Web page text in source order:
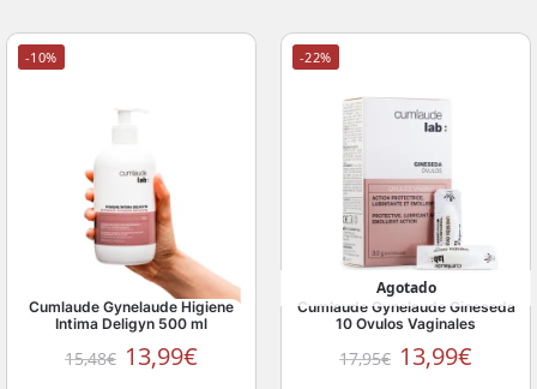
-10%
Cumlaude Gynelaude Higiene
Intima Deligyn 500 ml
15,48€ 13,99€
-22%
Agotado
Cumlaude Gynelaude Gineseda
10 Ovulos Vaginales
17,95€ 13,99€